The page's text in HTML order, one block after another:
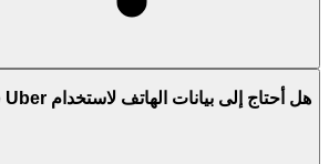
هل أحتاج إلى بيانات الهاتف لاستخدام Uber في سان خوسيه؟